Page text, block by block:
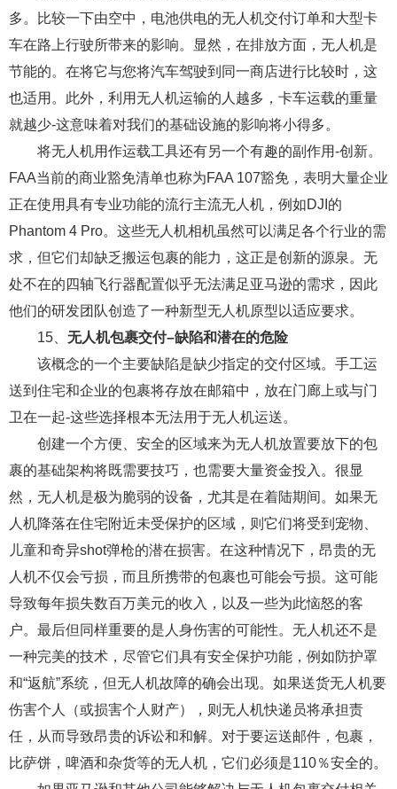
多。比较一下由空中，电池供电的无人机交付订单和大型卡
车在路上行驶所带来的影响。显然，在排放方面，无人机是
节能的。在将它与您将汽车驾驶到同一商店进行比较时，这
也适用。此外，利用无人机运输的人越多，卡车运载的重量
就越少-这意味着对我们的基础设施的影响将小得多。
将无人机用作运载工具还有另一个有趣的副作用-创新。
FAA当前的商业豁免清单也称为FAA 107豁免，表明大量企业
正在使用具有专业功能的流行主流无人机，例如DJI的
Phantom 4 Pro。这些无人机相机虽然可以满足各个行业的需
求，但它们却缺乏搬运包裹的能力，这正是创新的源泉。无
处不在的四轴飞行器配置似乎无法满足亚马逊的需求，因此
他们的研发团队创造了一种新型无人机原型以适应要求。
15、 无人机包裹交付–缺陷和潜在的危险
该概念的一个主要缺陷是缺少指定的交付区域。手工运
送到住宅和企业的包裹将存放在邮箱中，放在门廊上或与门
卫在一起-这些选择根本无法用于无人机运送。
创建一个方便、安全的区域来为无人机放置要放下的包
裹的基础架构将既需要技巧，也需要大量资金投入。很显
然，无人机是极为脆弱的设备，尤其是在着陆期间。如果无
人机降落在住宅附近未受保护的区域，则它们将受到宠物、
儿童和奇异shot弹枪的潜在损害。在这种情况下，昂贵的无
人机不仅会亏损，而且所携带的包裹也可能会亏损。这可能
导致每年损失数百万美元的收入，以及一些为此恼怒的客
户。最后但同样重要的是人身伤害的可能性。无人机还不是
一种完美的技术，尽管它们具有安全保护功能，例如防护罩
和“返航”系统，但无人机故障的确会出现。如果送货无人机要
伤害个人（或损害个人财产），则无人机快递员将承担责
任，从而导致昂贵的诉讼和和解。对于要运送邮件，包裹，
比萨饼，啤酒和杂货等的无人机，它们必须是110％安全的。